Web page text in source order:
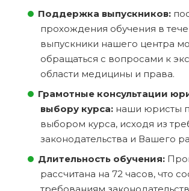
Поддержка выпускников:
прохождения обучения в
выпускники нашего центра
обращаться с вопросами к
области медицины и права.
Грамотные консультации
выбору курса: наши юристы
выбором курса, исходя из
законодательства и Вашего
Длительность обучения:
рассчитана на 72 часов, что
требованиям